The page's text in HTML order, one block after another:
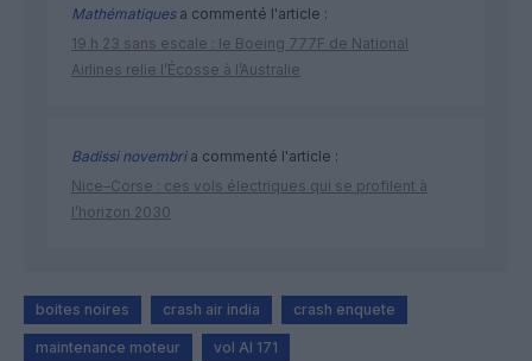
Mathématiquesa commenté l'article :
19 h 23 sans escale : le Boeing 777F de National
Airlines relie l’Écosse à l’Australie
Badissi novembria commenté l'article :
Nice–Corse : ces vols électriques qui se profilent à
l’horizon 2030
boites noires crash air india crash enquete
maintenance moteur vol AI 171